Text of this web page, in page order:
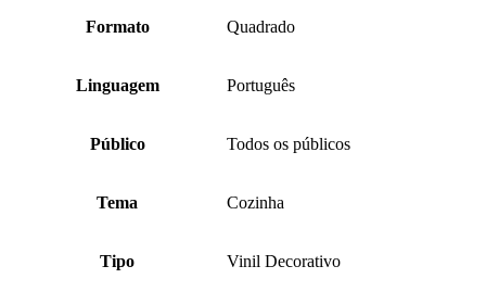
Formato Quadrado
Linguagem Português
Público Todos os públicos
Tema Cozinha
Tipo Vinil Decorativo